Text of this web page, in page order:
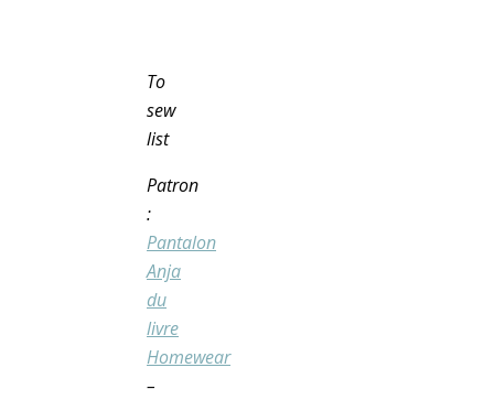
To
sew
list
Patron
:
Pantalon
Anja
du
livre
Homewear
–